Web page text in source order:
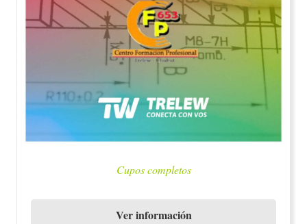
Cupos completos
Ver información